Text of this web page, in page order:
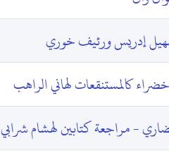
سهيل إدريس ورئيف خوري
كالمستنقعات لهاني الراهب
- مراجعة كتابين لهشام شرابي